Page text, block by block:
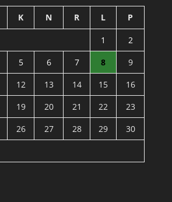
K N R L P
1
2
5 6 7 8
9
12 13 14 15
16
19 20 21 22
23
26 27 28 29
30